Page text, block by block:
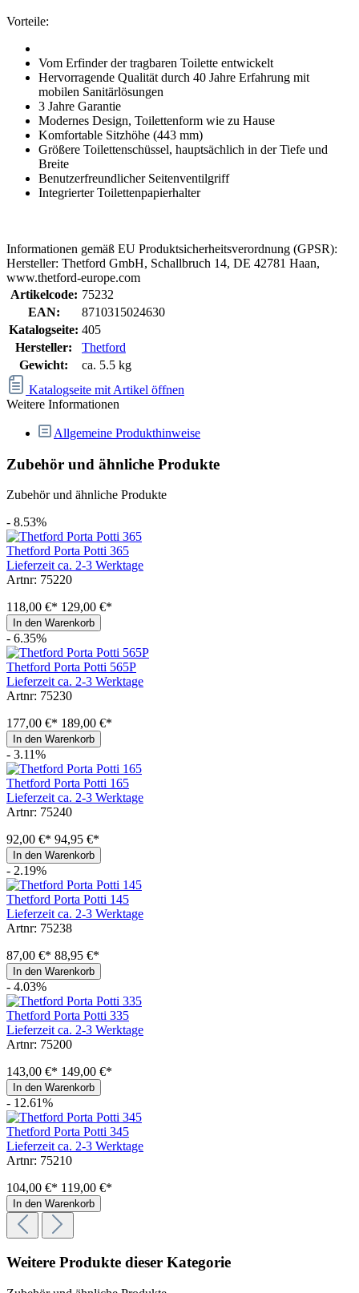
Vorteile:
Vom Erfinder der tragbaren Toilette entwickelt
Hervorragende Qualität durch 40 Jahre Erfahrung mit
mobilen Sanitärlösungen
3 Jahre Garantie
Modernes Design, Toilettenform wie zu Hause
Komfortable Sitzhöhe (443 mm)
Größere Toilettenschüssel, hauptsächlich in der Tiefe und
Breite
Benutzerfreundlicher Seitenventilgriff
Integrierter Toilettenpapierhalter
Informationen gemäß EU Produktsicherheitsverordnung (GPSR):
Hersteller: Thetford GmbH, Schallbruch 14, DE 42781 Haan,
www.thetford-europe.com
Artikelcode: 75232
EAN:
8710315024630
Katalogseite: 405
Hersteller:
Thetford
Gewicht:
ca. 5.5 kg
Katalogseite mit Artikel öffnen
Weitere Informationen
Allgemeine Produkthinweise
Zubehör und ähnliche Produkte
Zubehör und ähnliche Produkte
- 8.53%
Thetford Porta Potti 365
Lieferzeit ca. 2-3 Werktage
Artnr: 75220
118,00 €* 129,00 €*
In den Warenkorb
- 6.35%
Thetford Porta Potti 565P
Lieferzeit ca. 2-3 Werktage
Artnr: 75230
177,00 €* 189,00 €*
In den Warenkorb
- 3.11%
Thetford Porta Potti 165
Lieferzeit ca. 2-3 Werktage
Artnr: 75240
92,00 €* 94,95 €*
In den Warenkorb
- 2.19%
Thetford Porta Potti 145
Lieferzeit ca. 2-3 Werktage
Artnr: 75238
87,00 €* 88,95 €*
In den Warenkorb
- 4.03%
Thetford Porta Potti 335
Lieferzeit ca. 2-3 Werktage
Artnr: 75200
143,00 €* 149,00 €*
In den Warenkorb
- 12.61%
Thetford Porta Potti 345
Lieferzeit ca. 2-3 Werktage
Artnr: 75210
104,00 €* 119,00 €*
In den Warenkorb
Weitere Produkte dieser Kategorie